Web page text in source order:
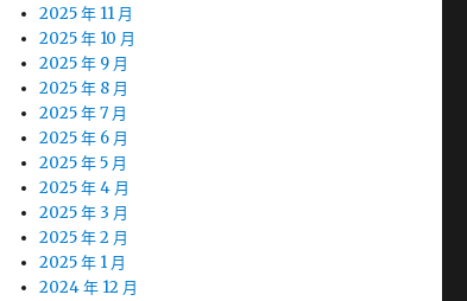
2025 年 11 月
2025 年 10 月
2025 年 9 月
2025 年 8 月
2025 年 7 月
2025 年 6 月
2025 年 5 月
2025 年 4 月
2025 年 3 月
2025 年 2 月
2025 年 1 月
2024 年 12 月